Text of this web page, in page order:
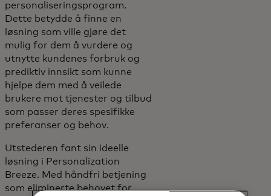
personaliseringsprogram.
Dette betydde å finne en
løsning som ville gjøre det
mulig for dem å vurdere og
utnytte kundenes forbruk og
prediktiv innsikt som kunne
hjelpe dem med å veilede
brukere mot tjenester og tilbud
som passer deres spesifikke
preferanser og behov.
Utstederen fant sin ideelle
løsning i Personalization
Breeze. Med håndfri betjening
som eliminerte behovet for